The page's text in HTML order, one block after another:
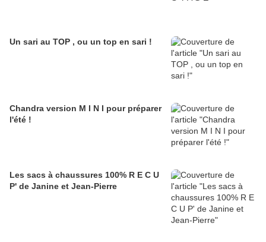
Un sari au TOP , ou un top en sari !
Chandra version M I N I pour préparer
l'été !
Les sacs à chaussures 100% R E C U
P' de Janine et Jean-Pierre